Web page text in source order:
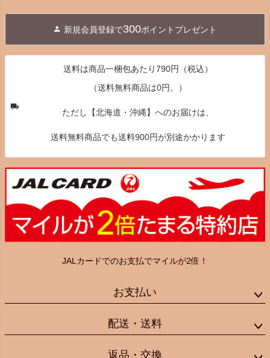
へ
新規会員登録で300ポイントプレゼント
送料は商品一梱包あたり790円（税込）
（送料無料商品は0円。）
ただし【北海道・沖縄】へのお届けは、
送料無料商品でも送料900円が別途かかります
JALカードでのお支払でマイルが2倍！
お支払い
配送・送料
返品・交換